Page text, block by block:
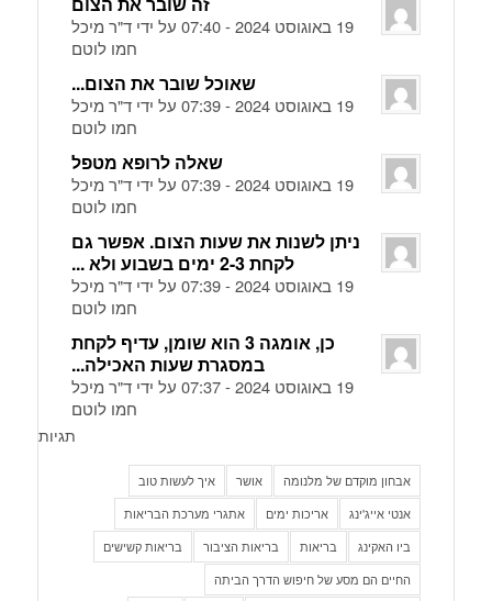
19 באוגוסט 2024 - 07:40 על ידי ד"ר מיכל
חמו לוטם
שאוכל שובר את הצום...
19 באוגוסט 2024 - 07:39 על ידי ד"ר מיכל
חמו לוטם
שאלה לרופא מטפל
19 באוגוסט 2024 - 07:39 על ידי ד"ר מיכל
חמו לוטם
ניתן לשנות את שעות הצום. אפשר גם
לקחת 2-3 ימים בשבוע ולא ...
19 באוגוסט 2024 - 07:39 על ידי ד"ר מיכל
חמו לוטם
כן, אומגה 3 הוא שומן, עדיף לקחת
במסגרת שעות האכילה...
19 באוגוסט 2024 - 07:37 על ידי ד"ר מיכל
חמו לוטם
תגיות
אבחון מוקדם של מלנומה אושר
איך לעשות טוב
אנטי אייג'ינג
אריכות ימים
אתגרי מערכת הבריאות
ביו האקינג
בריאות בריאות הציבור
בריאות קשישים
החיים הם מסע של חיפוש הדרך הביתה